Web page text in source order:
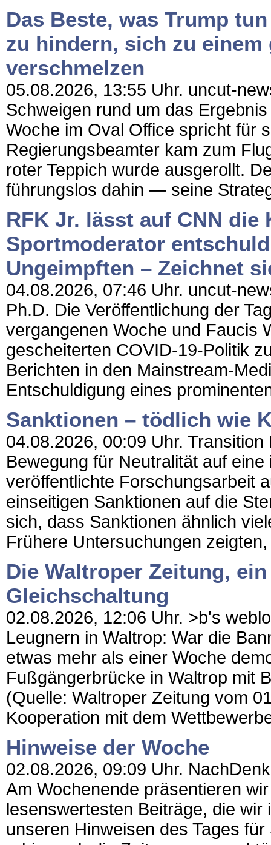
Das Beste, was Trump
zu hindern, sich zu
verschmelzen
05.08.2026, 13:55 Uhr. uncut-
Schweigen rund um das
Woche im Oval Office spricht für
Regierungsbeamter kam zum
roter Teppich wurde ausgerollt.
führungslos dahin — seine
RFK Jr. lässt auf CNN die
Sportmoderator
Ungeimpften – Zeichnet
04.08.2026, 07:46 Uhr. uncut-
Ph.D. Die Veröffentlichung der
vergangenen Woche und Faucis
gescheiterten COVID-19-Politik
Berichten in den Mainstream-
Entschuldigung eines
Sanktionen – tödlich wie
04.08.2026, 00:09 Uhr.
Bewegung für Neutralität auf
veröffentlichte Forschungsarbeit
einseitigen Sanktionen auf die
sich, dass Sanktionen ähnlich
Frühere Untersuchungen
Die Waltroper Zeitung,
Gleichschaltung
02.08.2026, 12:06 Uhr. >b's
Leugnern in Waltrop: War die
etwas mehr als einer Woche
Fußgängerbrücke in Waltrop mit
(Quelle: Waltroper Zeitung vom
Kooperation mit dem
Hinweise der Woche
02.08.2026, 09:09 Uhr.
Am Wochenende präsentieren
lesenswertesten Beiträge, die
unseren Hinweisen des Tages